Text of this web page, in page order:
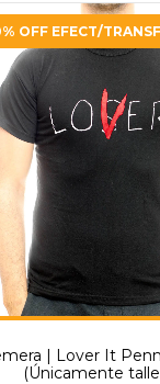
OFF EFECT/TRANSF
| Lover It
(Únicamente